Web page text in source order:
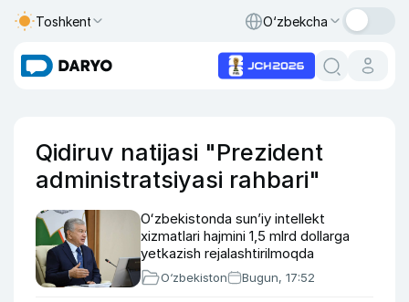
Toshkent O‘zbekcha
Qidiruv natijasi "Prezident
administratsiyasi rahbari"
Oʻzbekistonda sunʼiy intellekt
xizmatlari hajmini 1,5 mlrd dollarga
yetkazish rejalashtirilmoqda
O‘zbekiston Bugun, 17:52